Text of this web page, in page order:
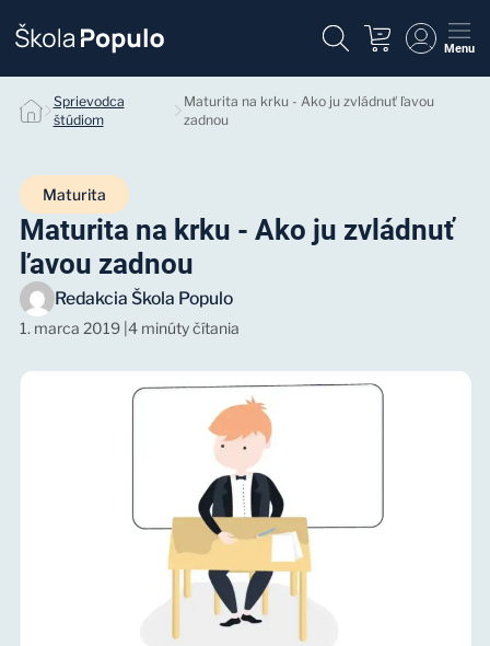
Menu
Sprievodca
štúdiom
Maturita na krku - Ako ju zvládnuť ľavou
zadnou
Maturita
Maturita na krku - Ako ju zvládnuť
ľavou zadnou
Redakcia Škola Populo
1. marca 2019| 4 minúty čítania